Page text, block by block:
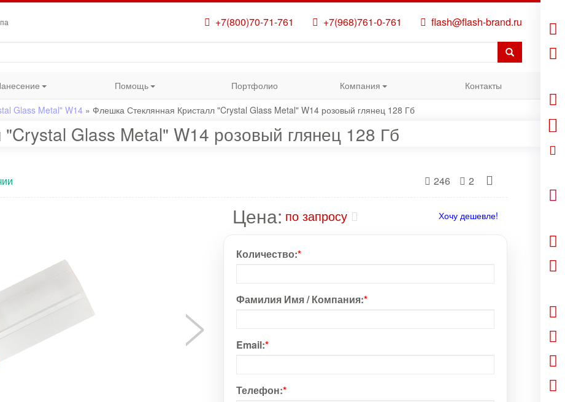
+7(800)70-71-761 +7(968)761-0-761 flash@flash-brand.ru
Помощь Портфолио Компания
Контакты
Glass Metal" W14 » Флешка Стеклянная Кристалл "Crystal Glass Metal" W14 розовый глянец 128 Гб
Glass Metal" W14 розовый глянец 128 Гб
246 2
Цена: по запросу Хочу дешевле!
Количество:*
Фамилия Имя / Компания:*
Email:*
Телефон:*